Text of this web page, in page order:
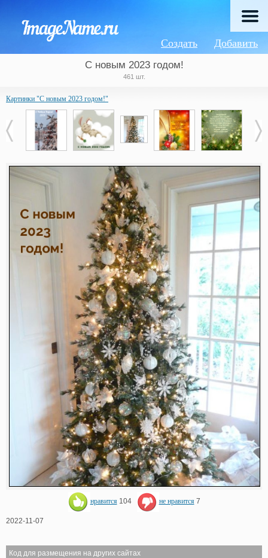
Добавить
Создать
С новым 2023 годом!
461 шт.
Картинки "С новым 2023 годом!"
нравится 104 не нравится 7
2022-11-07
Код для размещения на других сайтах